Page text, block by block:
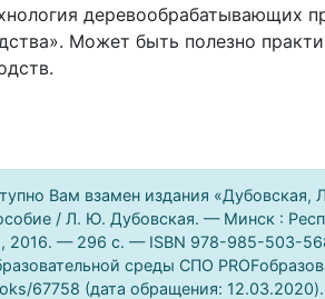
деревообрабатывающих
Может быть полезно
Вам взамен издания
/ Л. Ю. Дубовская. — Минск :
2016. — 296 c. — ISBN 978-985-503-
среды СПО
67758 (дата обращения: